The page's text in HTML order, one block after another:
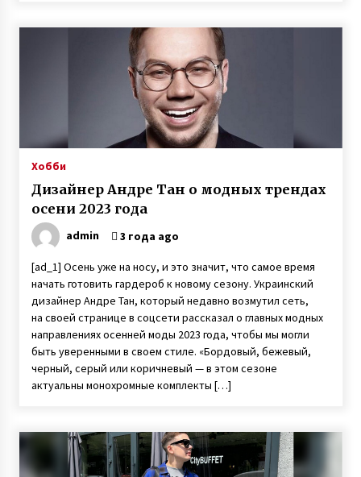
Хобби
Дизайнер Андре Тан о модных трендах
осени 2023 года
admin 3 года ago
[ad_1] Осень уже на носу, и это значит, что самое время
начать готовить гардероб к новому сезону. Украинский
дизайнер Андре Тан, который недавно возмутил сеть,
на своей странице в соцсети рассказал о главных модных
направлениях осенней моды 2023 года, чтобы мы могли
быть уверенными в своем стиле. «Бордовый, бежевый,
черный, серый или коричневый — в этом сезоне
актуальны монохромные комплекты […]